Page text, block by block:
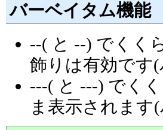
バーベイタム機能
--( と --) でくく
飾りは有効です
---( と ---) でく
ま表示されます